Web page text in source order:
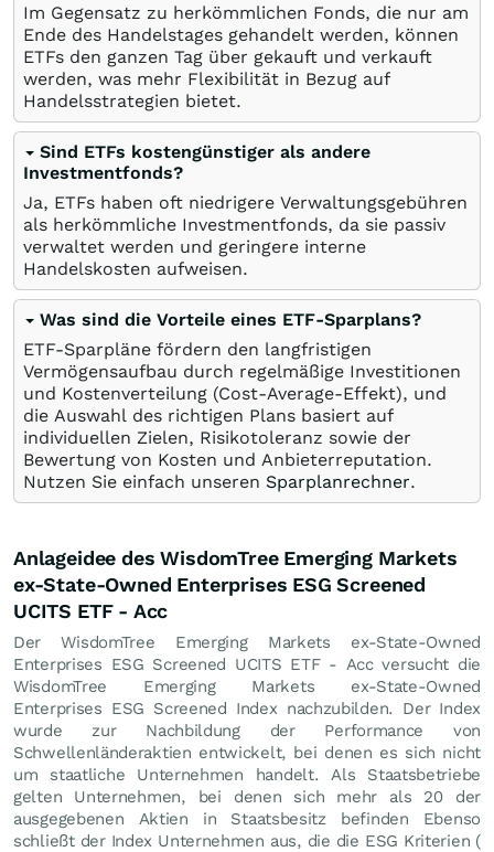
Im Gegensatz zu herkömmlichen Fonds, die nur am
Ende des Handelstages gehandelt werden, können
ETFs den ganzen Tag über gekauft und verkauft
werden, was mehr Flexibilität in Bezug auf
Handelsstrategien bietet.
Sind ETFs kostengünstiger als andere
Investmentfonds?
Ja, ETFs haben oft niedrigere Verwaltungsgebühren
als herkömmliche Investmentfonds, da sie passiv
verwaltet werden und geringere interne
Handelskosten aufweisen.
Was sind die Vorteile eines ETF-Sparplans?
ETF-Sparpläne fördern den langfristigen
Vermögensaufbau durch regelmäßige Investitionen
und Kostenverteilung (Cost-Average-Effekt), und
die Auswahl des richtigen Plans basiert auf
individuellen Zielen, Risikotoleranz sowie der
Bewertung von Kosten und Anbieterreputation.
Nutzen Sie einfach unseren Sparplanrechner.
Anlageidee des WisdomTree Emerging Markets
ex-State-Owned Enterprises ESG Screened
UCITS ETF - Acc
Der WisdomTree Emerging Markets ex-State-Owned
Enterprises ESG Screened UCITS ETF - Acc versucht die
WisdomTree Emerging Markets ex-State-Owned
Enterprises ESG Screened Index nachzubilden. Der Index
wurde zur Nachbildung der Performance von
Schwellenländeraktien entwickelt, bei denen es sich nicht
um staatliche Unternehmen handelt. Als Staatsbetriebe
gelten Unternehmen, bei denen sich mehr als 20 der
ausgegebenen Aktien in Staatsbesitz befinden Ebenso
schließt der Index Unternehmen aus, die die ESG Kriterien (